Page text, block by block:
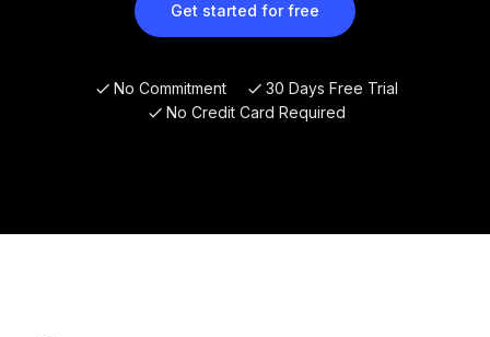
Get started for free
No Commitment
30 Days Free Trial
No Credit Card Required